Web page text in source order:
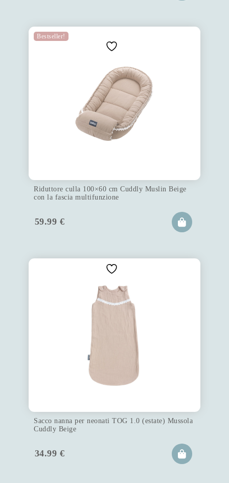
Bestseller!
Riduttore culla 100×60 cm Cuddly Muslin Beige
con la fascia multifunzione
59.99 €
Sacco nanna per neonati TOG 1.0 (estate) Mussola
Cuddly Beige
34.99 €